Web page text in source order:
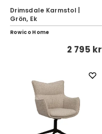
Drimsdale Karmstol |
Grön, Ek
Rowico Home
2 795 kr